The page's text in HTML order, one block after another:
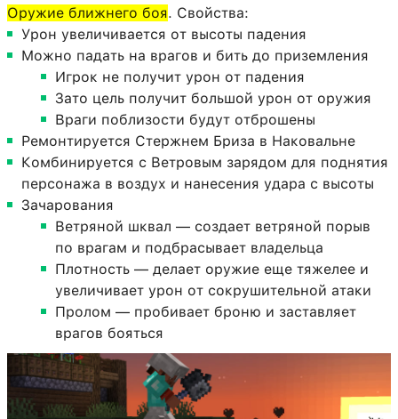
Оружие ближнего боя. Свойства:
Урон увеличивается от высоты падения
Можно падать на врагов и бить до приземления
Игрок не получит урон от падения
Зато цель получит большой урон от оружия
Враги поблизости будут отброшены
Ремонтируется Стержнем Бриза в Наковальне
Комбинируется с Ветровым зарядом для поднятия
персонажа в воздух и нанесения удара с высоты
Зачарования
Ветряной шквал — создает ветряной порыв
по врагам и подбрасывает владельца
Плотность — делает оружие еще тяжелее и
увеличивает урон от сокрушительной атаки
Пролом — пробивает броню и заставляет
врагов бояться